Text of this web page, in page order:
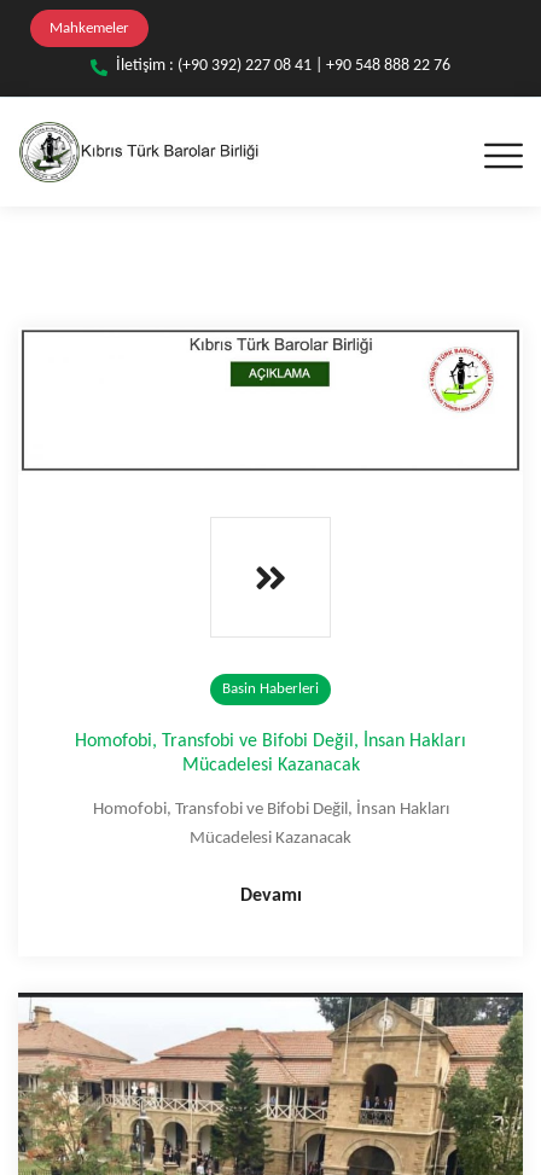
Mahkemeler
İletişim : (+90 392) 227 08 41 | +90 548 888 22 76
Basin Haberleri
Homofobi, Transfobi ve Bifobi Değil, İnsan Hakları
Mücadelesi Kazanacak
Homofobi, Transfobi ve Bifobi Değil, İnsan Hakları
Mücadelesi Kazanacak
Devamı